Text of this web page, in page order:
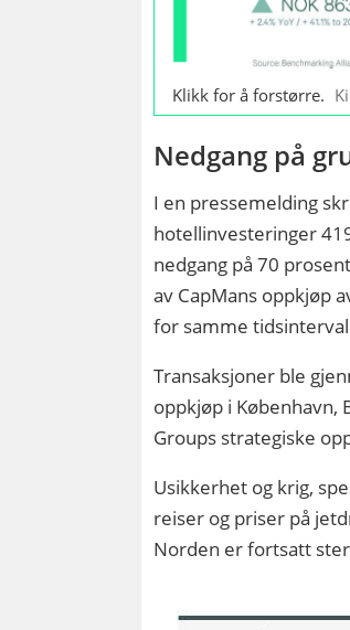
Klikk for å forstørre.
Nedgang på
I en pressemelding
hotellinvesteringer
nedgang på 70
av CapMans oppkjøp
for samme
Transaksjoner ble
oppkjøp i København,
Groups strategiske
Usikkerhet og krig,
reiser og priser på
Norden er fortsatt